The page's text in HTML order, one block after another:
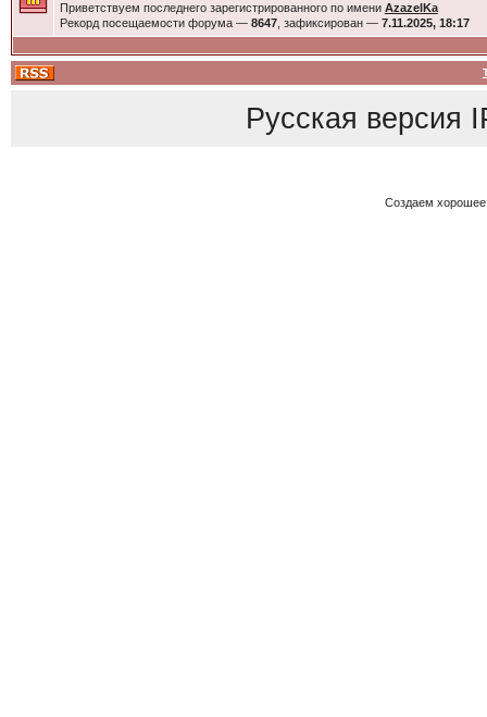
Приветствуем последнего зарегистрированного по имени AzazelKa
Рекорд посещаемости форума — 8647, зафиксирован — 7.11.2025, 18:17
Русская версия
Создаем